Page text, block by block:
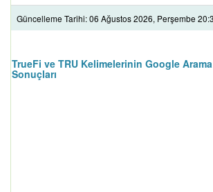
Güncelleme Tarihi: 06 Ağustos 2026, Perşembe
TrueFi ve TRU Kelimelerinin Google
Sonuçları